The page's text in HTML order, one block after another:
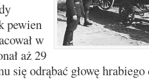
pewien
w
aż 29
się odrąbać głowę